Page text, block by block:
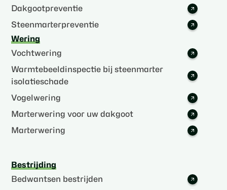
Dakgootpreventie
Steenmarterpreventie
Wering
Vochtwering
Warmtebeeldinspectie bij steenmarter
isolatieschade
Vogelwering
Marterwering voor uw dakgoot
Marterwering
Bestrijding
Bedwantsen bestrijden